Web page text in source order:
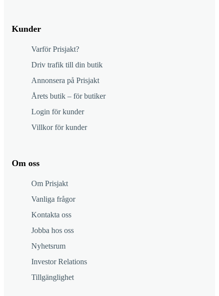
Kunder
Varför Prisjakt?
Driv trafik till din butik
Annonsera på Prisjakt
Årets butik – för butiker
Login för kunder
Villkor för kunder
Om oss
Om Prisjakt
Vanliga frågor
Kontakta oss
Jobba hos oss
Nyhetsrum
Investor Relations
Tillgänglighet